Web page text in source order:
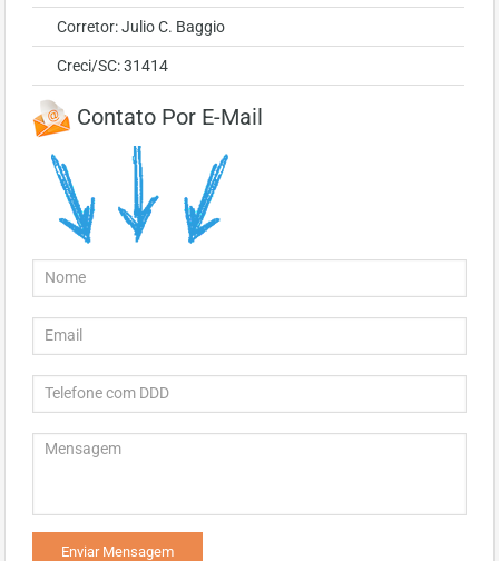
Corretor: Julio C. Baggio
Creci/SC: 31414
Contato Por E-Mail